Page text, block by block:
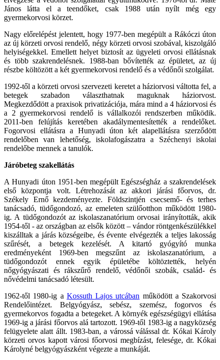
János látta el a teendőket, csak 1988 után nyílt még egy
gyermekorvosi körzet.
Nagy előrelépést jelentett, hogy 1977-ben megépült a Rákóczi úton
az új körzeti orvosi rendelő, négy körzeti orvosi szobával, kiszolgáló
helyiségekkel. Emellett helyet biztosít az ügyeleti orvosi ellátásnak
és több szakrendelésnek. 1988-ban bővítették az épületet, az új
részbe költözött a két gyermekorvosi rendelő és a védőnői szolgálat.
1992-től a körzeti orvosi szervezeti keretet a háziorvosi váltotta fel, a
betegek szabadon választhatnak maguknak háziorvost.
Megkezdődött a praxisok privatizációja, mára mind a 4 háziorvosi és
a 2 gyermekorvosi rendelő is vállalkozói rendszerben működik.
2011-ben felújítás keretében akadálymentesítették a rendelőket.
Fogorvosi ellátásra a Hunyadi úton két alapellátásra szerződött
rendelőben van lehetőség, iskolafogászatra a Széchenyi iskolai
rendelőbe mennek a tanulók.
Járóbeteg szakellátás
A Hunyadi úton 1951-ben megépült Egészségház a szakrendelések
első központja volt. Létrehozását az akkori járási főorvos, dr.
Székely Ernő kezdeményezte. Földszintjén csecsemő- és terhes
tanácsadó, tüdőgondozó, az emeleten szülőotthon működött 1980-
ig. A tüdőgondozót az iskolaszanatórium orvosai irányították, akik
1954-től - az országban az elsők között – vándor röntgenkészülékkel
kiszálltak a járás községeibe, és évente elvégezték a teljes lakosság
szűrését, a betegek kezelését. A kitartó gyógyító munka
eredményeként 1969-ben megszűnt az iskolaszanatórium, a
tüdőgondozót ennek egyik épületébe költöztették, helyén
nőgyógyászati és rákszűrő rendelő, védőnői szobák, család- és
nővédelmi tanácsadó létesült.
1962-től 1980-ig a Kossuth Lajos utcában működött a Szakorvosi
Rendelőintézet. Belgyógyász, sebész, szemész, fogorvos és
gyermekorvos fogadta a betegeket. A környék egészségügyi ellátása
1969-ig a járási főorvos alá tartozott. 1969-től 1983-ig a nagyközség
felügyelete alatt állt. 1983-ban, a várossá válással dr. Kókai Károly
körzeti orvos kapott városi főorvosi megbízást, felesége, dr. Kókai
Károlyné belgyógyászként végezte a munkáját.